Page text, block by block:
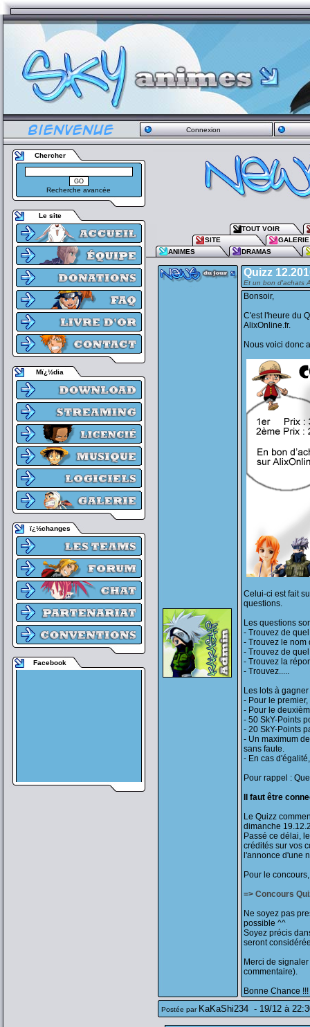
Connexion
Chercher
Recherche avancée
Le site
Mï¿½dia
ï¿½changes
Facebook
TOUT VOIR
SITE
GALERIE
ANIMES
DRAMAS
Quizz
Et un bon d'achats
Bonsoir,
C'est l'heure du
AlixOnline.fr.
Nous voici donc
Celui-ci est fait
questions.
Les questions
- Trouvez de
- Trouvez le nom
- Trouvez de
- Trouvez la
- Trouvez.....
Les lots à
- Pour le
- Pour le
- 50 SkY-Points
- 20 SkY-Points
- Un maximum
sans faute.
- En cas
Pour rappel :
Il faut être
Le Quizz
dimanche
Passé ce délai,
crédités sur vos
l'annonce d'une
Pour le
=> Concours
Ne soyez pas
possible ^^
Soyez précis
seront
Merci de
commentaire).
Bonne Chance !!!
Postée par KaKaShi234 - 19/12 à